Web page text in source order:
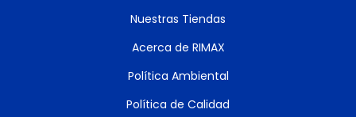
Nuestras Tiendas
Acerca de RIMAX
Política Ambiental
Política de Calidad